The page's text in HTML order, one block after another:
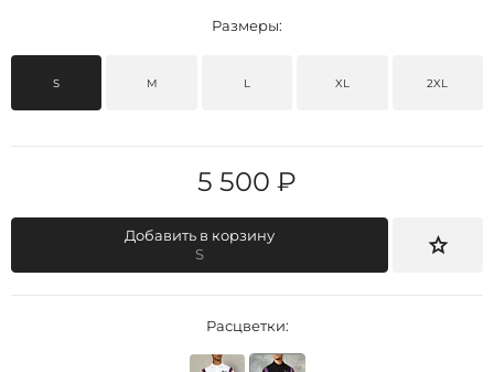
Размеры:
S M L XL 2XL
5 500 ₽
Добавить в корзину
S
Расцветки: